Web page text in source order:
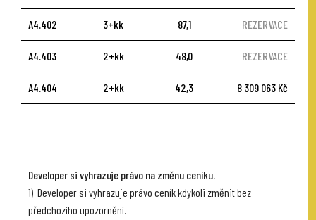
A4.402 3+kk 87,1 REZERVACE
A4.403 2+kk 48,0 REZERVACE
A4.404 2+kk 42,3 8 309 063 Kč
Developer si vyhrazuje právo na změnu ceníku.
1) Developer si vyhrazuje právo ceník kdykoli změnit bez
předchozího upozornění.